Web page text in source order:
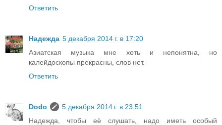
Ответить
Надежда 5 декабря 2014 г. в 17:20
Азиатская музыка мне хоть и непонятна, но
калейдоскопы прекрасны, слов нет.
Ответить
Dodo
5 декабря 2014 г. в 23:51
Надежда, чтобы её слушать, надо иметь особый